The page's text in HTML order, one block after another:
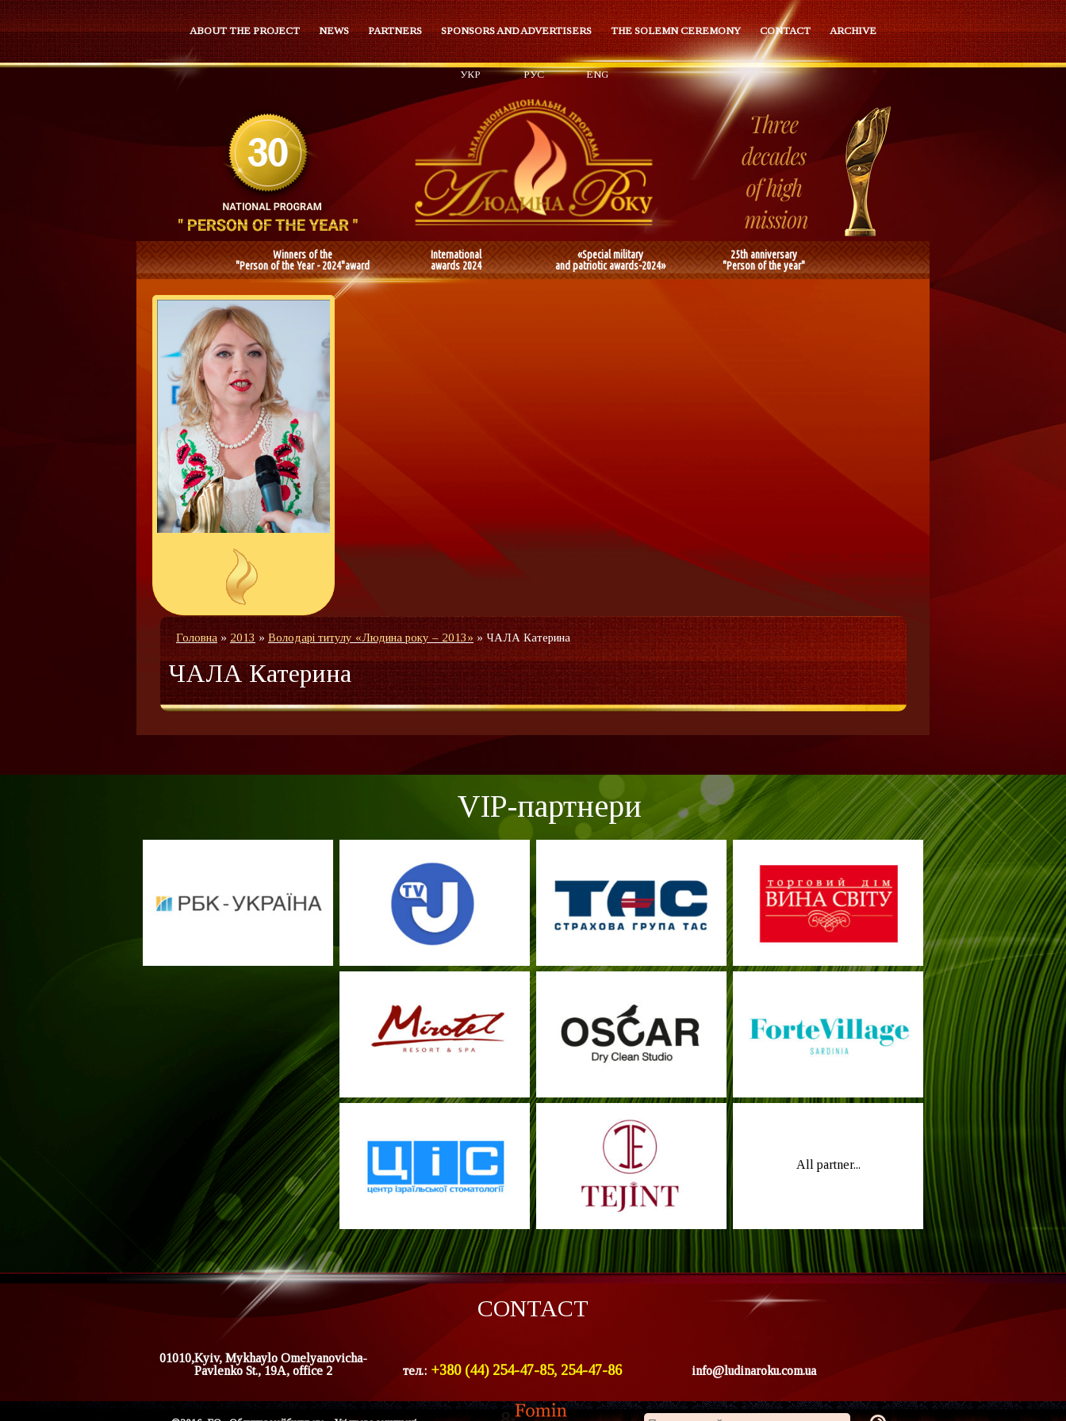
ABOUT THE PROJECT NEWS PARTNERS SPONSORS AND ADVERTISERS THE SOLEMN CEREMONY CONTACT ARCHIVE
УКР РУС ENG
Winners of the
"Person of the Year - 2024"award
International
awards 2024
«Special military
and patriotic awards-2024»
25th anniversary
"Person of the year"
Головна» 2013 » Володарі титулу «Людина року – 2013» » ЧАЛА Катерина
ЧАЛА Катерина
VIP-партнери
All partner...
CONTACT
01010,Kyiv, Mykhaylo Omelyanovicha-
Pavlenko St., 19A, office 2
тел.: +380 (44) 254-47-85, 254-47-86 info@ludinaroku.com.ua